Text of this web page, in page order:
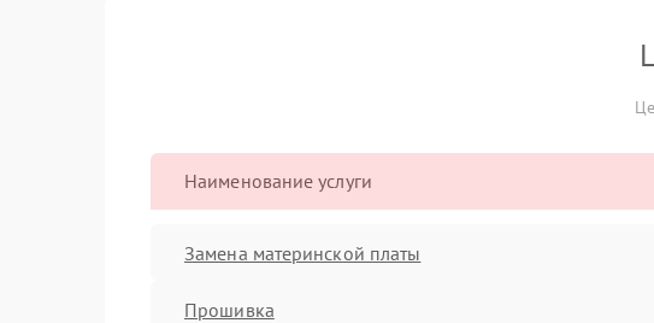
Наименование услуги
Замена материнской платы
Прошивка